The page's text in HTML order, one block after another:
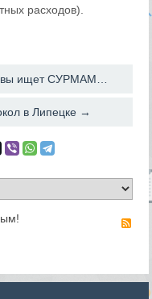
расходов).
в Липецке →